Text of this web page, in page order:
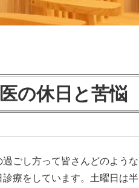
の休日と苦悩
ごし方って皆さんどのよう
診療をしています。土曜日は